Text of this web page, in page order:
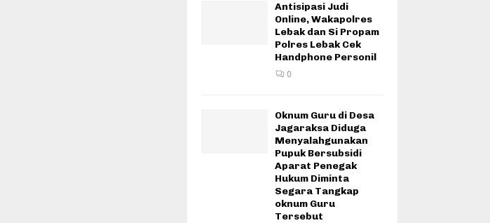
Antisipasi Judi
Online, Wakapolres
Lebak dan Si Propam
Polres Lebak Cek
Handphone Personil
0
Oknum Guru di Desa
Jagaraksa Diduga
Menyalahgunakan
Pupuk Bersubsidi
Aparat Penegak
Hukum Diminta
Segara Tangkap
oknum Guru
Tersebut